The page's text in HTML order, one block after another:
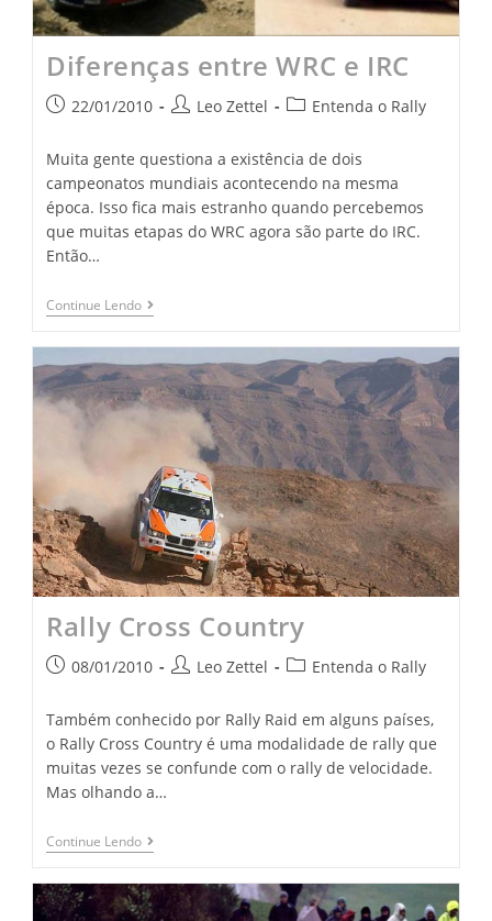
Diferenças entre WRC e IRC
22/01/2010 Leo Zettel Entenda o Rally
Muita gente questiona a existência de dois
campeonatos mundiais acontecendo na mesma
época. Isso fica mais estranho quando percebemos
que muitas etapas do WRC agora são parte do IRC.
Então…
Continue Lendo
Rally Cross Country
08/01/2010 Leo Zettel Entenda o Rally
Também conhecido por Rally Raid em alguns países,
o Rally Cross Country é uma modalidade de rally que
muitas vezes se confunde com o rally de velocidade.
Mas olhando a…
Continue Lendo